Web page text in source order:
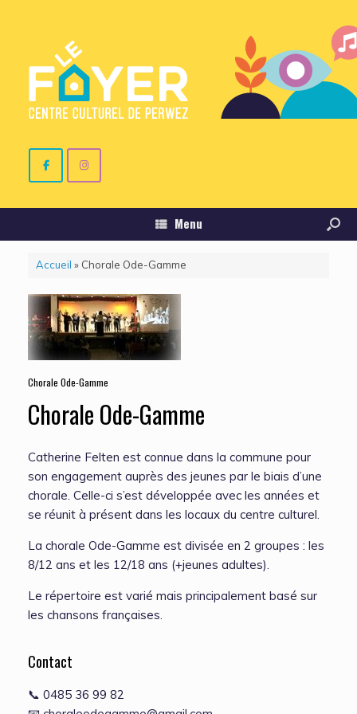
Menu
Accueil » Chorale Ode-Gamme
Chorale Ode-Gamme
Chorale Ode-Gamme
Catherine Felten est connue dans la commune pour
son engagement auprès des jeunes par le biais d’une
chorale. Celle-ci s’est développée avec les années et
se réunit à présent dans les locaux du centre culturel.
La chorale Ode-Gamme est divisée en 2 groupes : les
8/12 ans et les 12/18 ans (+jeunes adultes).
Le répertoire est varié mais principalement basé sur
les chansons françaises.
Contact
📞 0485 36 99 82